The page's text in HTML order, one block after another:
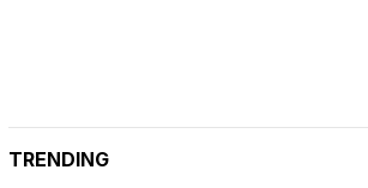
TRENDING